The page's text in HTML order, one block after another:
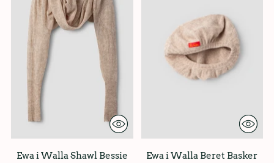
Ewa i Walla Shawl Bessie
Ewa i Walla Beret Basker